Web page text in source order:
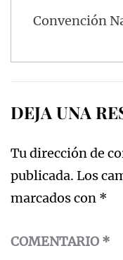
entradas
Convención
DEJA UNA
Tu dirección de
publicada. Los
marcados con *
COMENTARIO *